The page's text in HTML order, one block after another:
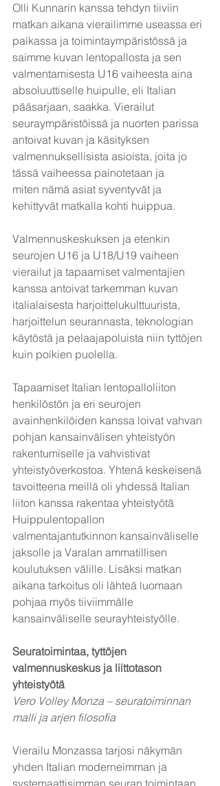
Olli Kunnarin kanssa tehdyn tiiviin
matkan aikana vierailimme useassa eri
paikassa ja toimintaympäristössä ja
saimme kuvan lentopallosta ja sen
valmentamisesta U16 vaiheesta aina
absoluuttiselle huipulle, eli Italian
pääsarjaan, saakka. Vierailut
seuraympäristöissä ja nuorten parissa
antoivat kuvan ja käsityksen
valmennuksellisista asioista, joita jo
tässä vaiheessa painotetaan ja
miten nämä asiat syventyvät ja
kehittyvät matkalla kohti huippua.
Valmennuskeskuksen ja etenkin
seurojen U16 ja U18/U19 vaiheen
vierailut ja tapaamiset valmentajien
kanssa antoivat tarkemman kuvan
italialaisesta harjoittelukulttuurista,
harjoittelun seurannasta, teknologian
käytöstä ja pelaajapoluista niin tyttöjen
kuin poikien puolella.
Tapaamiset Italian lentopalloliiton
henkilöstön ja eri seurojen
avainhenkilöiden kanssa loivat vahvan
pohjan kansainvälisen yhteistyön
rakentumiselle ja vahvistivat
yhteistyöverkostoa. Yhtenä keskeisenä
tavoitteena meillä oli yhdessä Italian
liiton kanssa rakentaa yhteistyötä
Huippulentopallon
valmentajantutkinnon kansainväliselle
jaksolle ja Varalan ammatillisen
koulutuksen välille. Lisäksi matkan
aikana tarkoitus oli lähteä luomaan
pohjaa myös tiiviimmälle
kansainväliselle seurayhteistyölle.
Seuratoimintaa, tyttöjen
valmennuskeskus ja liittotason
yhteistyötä
Vero Volley Monza – seuratoiminnan
malli ja arjen filosofia
Vierailu Monzassa tarjosi näkymän
yhden Italian moderneimman ja
systemaattisimman seuran toimintaan.